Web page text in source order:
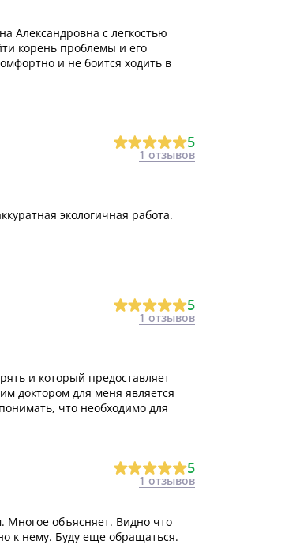
Александровна с легкостью
корень проблемы и его
и не боится ходить в
5
1 отзывов
экологичная работа.
5
1 отзывов
и который предоставляет
доктором для меня является
что необходимо для
5
1 отзывов
Многое объясняет. Видно что
к нему. Буду еще обращаться.